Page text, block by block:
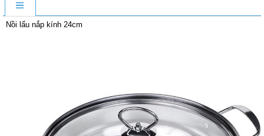
Nồi lẩu nắp kính 24cm